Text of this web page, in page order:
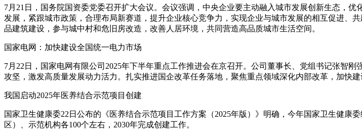
7月21日，国务院国资委党委召开扩大会议。会议强调，中央企业要主动融入城市发展创新生态，
发展，紧跟城市政策，合理布局新赛道，提升企业核心竞争力，实现企业与城市发展的相互促进、
品建筑建设，参与城中村和危旧房改造，改善人居环境，共同营造高品质城市生活空间。
国家电网：加快建设全国统一电力市场
7月22日，国家电网有限公司2025年下半年重点工作推进会在京召开。公司董事长、党组书记张智
攻坚，激发高质量发展动力活力。扎实推进国企改革任务落地，聚焦重点领域深化内部改革，加快建
我国启动2025年医养结合示范项目创建
国家卫生健康委22日公布的《医养结合示范项目工作方案（2025年版）》明确，今年国家卫生健康
区）、示范机构各100个左右，2030年完成创建工作。